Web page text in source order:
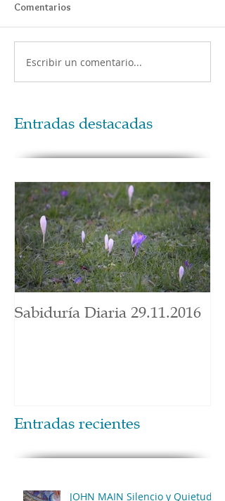
Comentarios
Escribir un comentario...
Entradas destacadas
Sabiduría Diaria 29.11.2016
Entradas recientes
JOHN MAIN Silencio y Quietud